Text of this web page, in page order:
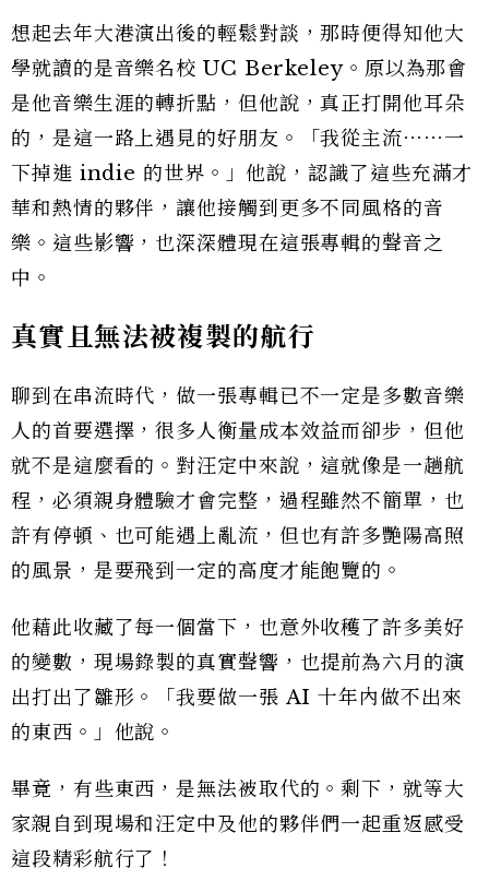
想起去年大港演出後的輕鬆對談，那時便得知他大
學就讀的是音樂名校 UC Berkeley。原以為那會
是他音樂生涯的轉折點，但他說，真正打開他耳朵
的，是這一路上遇見的好朋友。「我從主流⋯⋯一
下掉進 indie 的世界。」他說，認識了這些充滿才
華和熱情的夥伴，讓他接觸到更多不同風格的音
樂。這些影響，也深深體現在這張專輯的聲音之
中。
真實且無法被複製的航行
聊到在串流時代，做一張專輯已不一定是多數音樂
人的首要選擇，很多人衡量成本效益而卻步，但他
就不是這麼看的。對汪定中來說，這就像是一趟航
程，必須親身體驗才會完整，過程雖然不簡單，也
許有停頓、也可能遇上亂流，但也有許多艷陽高照
的風景，是要飛到一定的高度才能飽覽的。
他藉此收藏了每一個當下，也意外收穫了許多美好
的變數，現場錄製的真實聲響，也提前為六月的演
出打出了雛形。「我要做一張 AI 十年內做不出來
的東西。」他說。
畢竟，有些東西，是無法被取代的。剩下，就等大
家親自到現場和汪定中及他的夥伴們一起重返感受
這段精彩航行了！